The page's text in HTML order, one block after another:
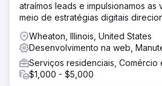
atraímos leads e impulsionamos
meio de estratégias digitais
Wheaton, Illinois, United States
Desenvolvimento na web,
Serviços residenciais, Comércio
$1,000 - $5,000